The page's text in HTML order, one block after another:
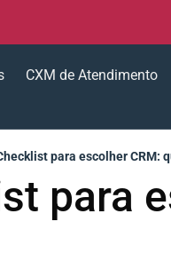
CXM de Atendimento
para escolher CRM:
para